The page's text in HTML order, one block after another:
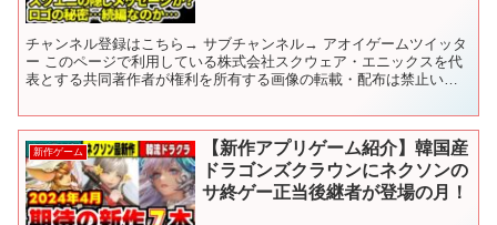
チャンネル登録はこちら→ サブチャンネル→ アオイゲームツイッタ
ー このページで利用している株式会社スクウェア・エニックスを代
表とする共同著作者が権利を所有する画像の転載・配布は禁止いた
新作ゲーム
【新作アプリゲーム紹介】韓国産
ドラゴンズクラウンにネクソンの
サ終ゲー正当後継者が登場の月！